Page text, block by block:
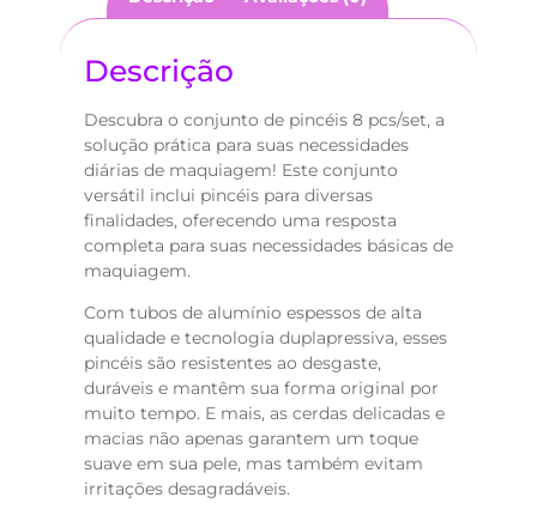
Descrição
Descubra o conjunto de pincéis 8 pcs/set, a
solução prática para suas necessidades
diárias de maquiagem! Este conjunto
versátil inclui pincéis para diversas
finalidades, oferecendo uma resposta
completa para suas necessidades básicas de
maquiagem.
Com tubos de alumínio espessos de alta
qualidade e tecnologia duplapressiva, esses
pincéis são resistentes ao desgaste,
duráveis e mantêm sua forma original por
muito tempo. E mais, as cerdas delicadas e
macias não apenas garantem um toque
suave em sua pele, mas também evitam
irritações desagradáveis.